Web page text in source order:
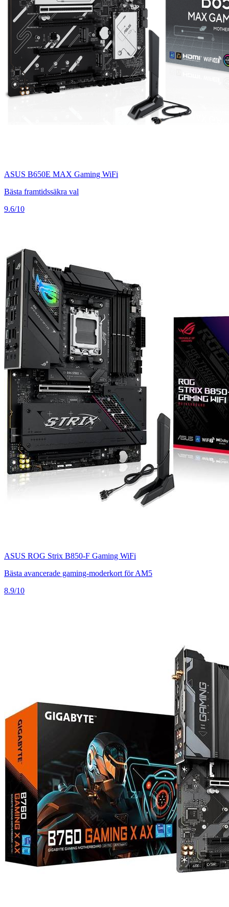
ASUS B650E MAX Gaming WiFi
Bästa framtidssäkra val
9.6/10
ASUS ROG Strix B850-F Gaming WiFi
Bästa avancerade gaming-moderkort för AM5
8.9/10